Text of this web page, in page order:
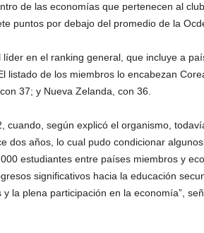
de las economías que pertenecen al
puntos por debajo del promedio de la
en el ranking general, que incluye a
listado de los miembros lo encabezan
37; y Nueva Zelanda, con 36.
cuando, según explicó el organismo,
dos años, lo cual pudo condicionar
estudiantes entre países miembros y
significativos hacia la educación
la plena participación en la economía”,